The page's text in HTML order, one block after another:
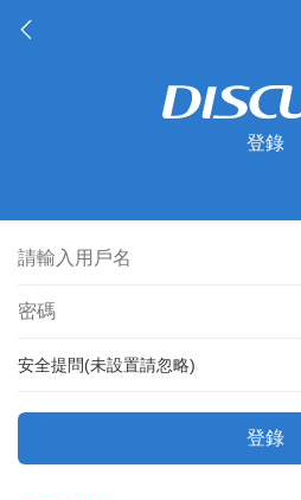
登錄
安全提問(未設置請忽略)
登錄